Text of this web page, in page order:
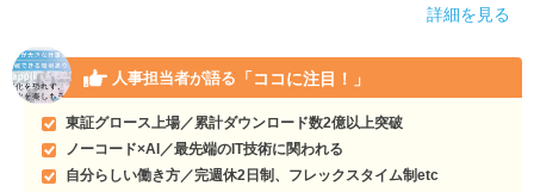
詳細を見る
人事担当者が語る 「ココに注目！」
東証グロース上場／累計ダウンロード数2億以上突破
ノーコード×AI／最先端のIT技術に関われる
自分らしい働き方／完週休2日制、フレックスタイム制etc